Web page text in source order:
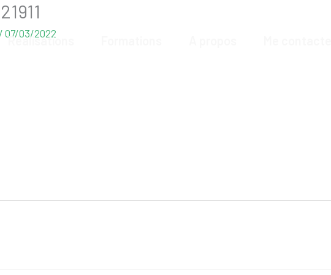
Réalisations
/ 07/03/2022